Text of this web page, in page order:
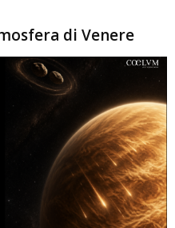
di Venere